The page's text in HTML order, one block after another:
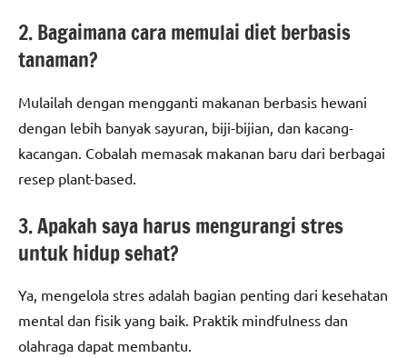
2. Bagaimana cara memulai diet berbasis
tanaman?
Mulailah dengan mengganti makanan berbasis hewani
dengan lebih banyak sayuran, biji-bijian, dan kacang-
kacangan. Cobalah memasak makanan baru dari berbagai
resep plant-based.
3. Apakah saya harus mengurangi stres
untuk hidup sehat?
Ya, mengelola stres adalah bagian penting dari kesehatan
mental dan fisik yang baik. Praktik mindfulness dan
olahraga dapat membantu.